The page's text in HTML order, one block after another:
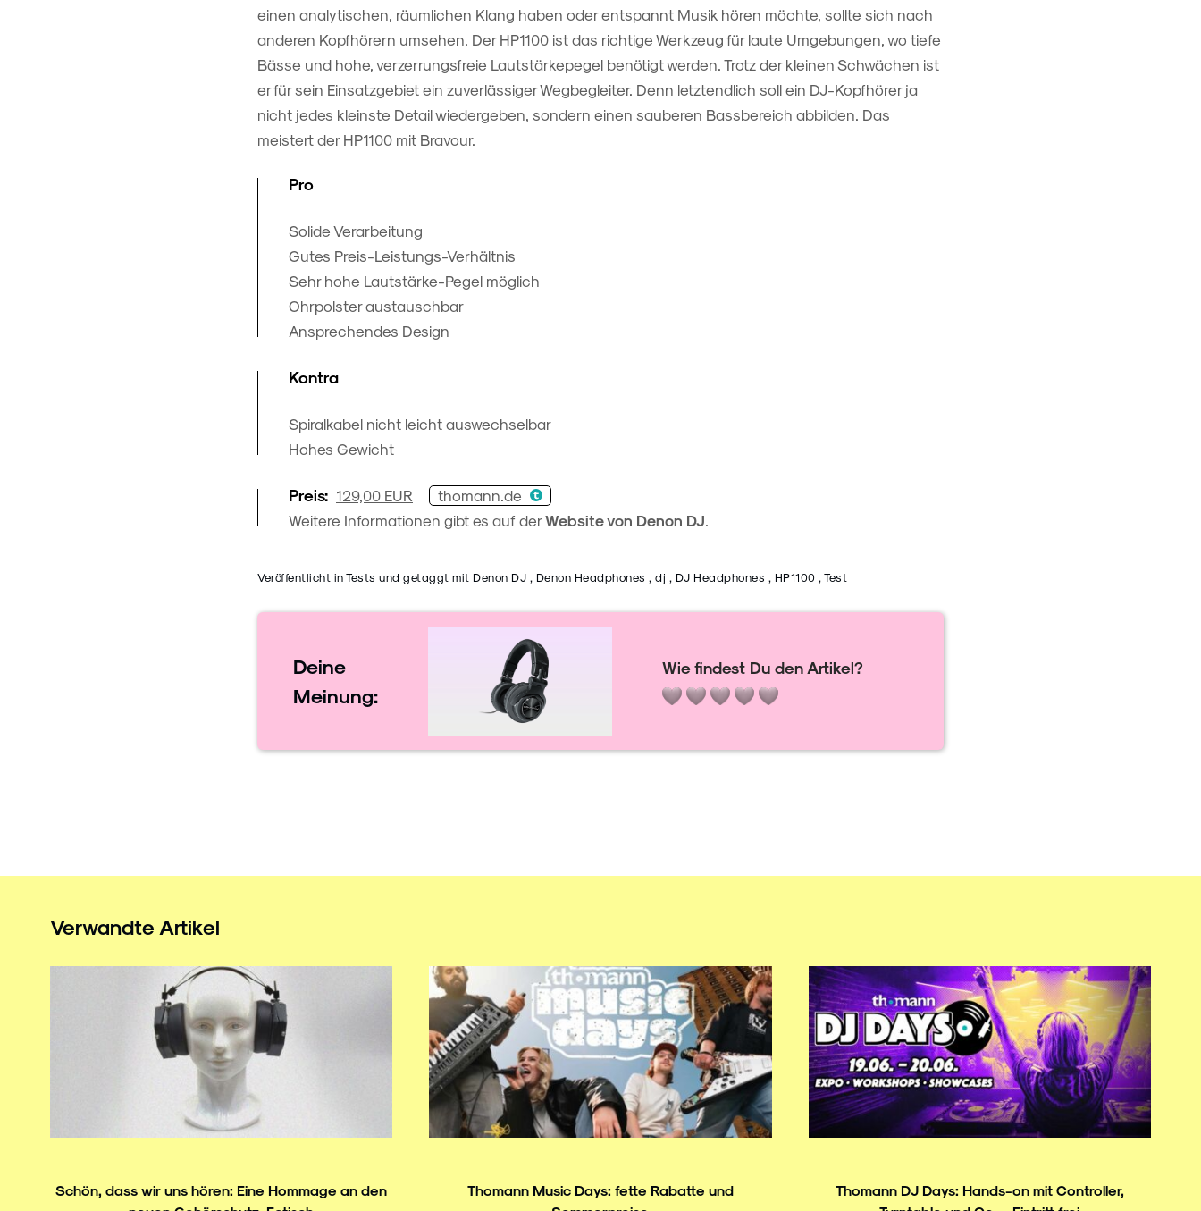
einen analytischen, räumlichen Klang haben oder entspannt Musik hören möchte, sollte sich nach
anderen Kopfhörern umsehen. Der HP1100 ist das richtige Werkzeug für laute Umgebungen, wo tiefe
Bässe und hohe, verzerrungsfreie Lautstärkepegel benötigt werden. Trotz der kleinen Schwächen ist
er für sein Einsatzgebiet ein zuverlässiger Wegbegleiter. Denn letztendlich soll ein DJ-Kopfhörer ja
nicht jedes kleinste Detail wiedergeben, sondern einen sauberen Bassbereich abbilden. Das
meistert der HP1100 mit Bravour.
Pro
Solide Verarbeitung
Gutes Preis-Leistungs-Verhältnis
Sehr hohe Lautstärke-Pegel möglich
Ohrpolster austauschbar
Ansprechendes Design
Kontra
Spiralkabel nicht leicht auswechselbar
Hohes Gewicht
Preis: 129,00 EUR
thomann.de
Weitere Informationen gibt es auf derWebsite von Denon DJ.
Veröffentlicht in Tests und getaggt mit Denon DJ , Denon Headphones , dj , DJ Headphones , HP1100 , Test
Deine
Meinung:
Wie findest Du den Artikel?
Verwandte Artikel
Schön, dass wir uns hören: Eine Hommage an den
Thomann Music Days: fette Rabatte und
Thomann DJ Days: Hands-on mit Controller,